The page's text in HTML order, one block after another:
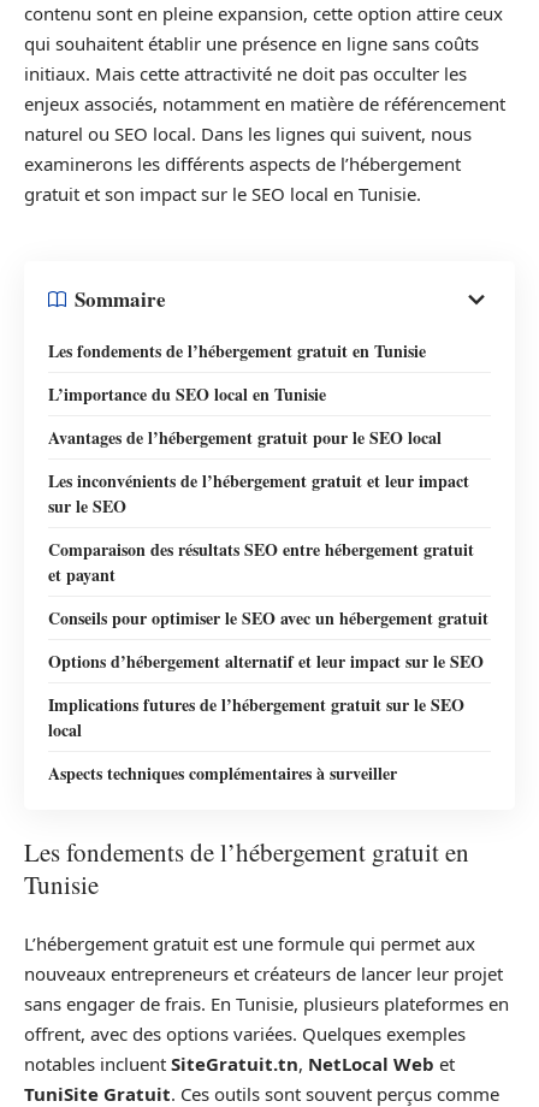
contenu sont en pleine expansion, cette option attire ceux
qui souhaitent établir une présence en ligne sans coûts
initiaux. Mais cette attractivité ne doit pas occulter les
enjeux associés, notamment en matière de référencement
naturel ou SEO local. Dans les lignes qui suivent, nous
examinerons les différents aspects de l’hébergement
gratuit et son impact sur le SEO local en Tunisie.
Sommaire
Les fondements de l’hébergement gratuit en Tunisie
L’importance du SEO local en Tunisie
Avantages de l’hébergement gratuit pour le SEO local
Les inconvénients de l’hébergement gratuit et leur impact
sur le SEO
Comparaison des résultats SEO entre hébergement gratuit
et payant
Conseils pour optimiser le SEO avec un hébergement gratuit
Options d’hébergement alternatif et leur impact sur le SEO
Implications futures de l’hébergement gratuit sur le SEO
local
Aspects techniques complémentaires à surveiller
Les fondements de l’hébergement gratuit en
Tunisie
L’hébergement gratuit est une formule qui permet aux
nouveaux entrepreneurs et créateurs de lancer leur projet
sans engager de frais. En Tunisie, plusieurs plateformes en
offrent, avec des options variées. Quelques exemples
notables incluent SiteGratuit.tn, NetLocal Web et
TuniSite Gratuit. Ces outils sont souvent perçus comme